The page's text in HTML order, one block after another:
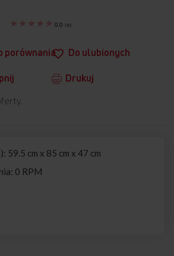
porównania Do ulubionych
Drukuj
0.0 (0)
59.5 cm x 85 cm x 47 cm
0 RPM